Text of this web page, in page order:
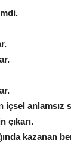
anlamsız
çıkarı.
kazanan